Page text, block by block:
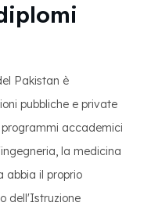
Pakistan è
pubbliche e private
accademici
la medicina
abbia il proprio
dell'Istruzione